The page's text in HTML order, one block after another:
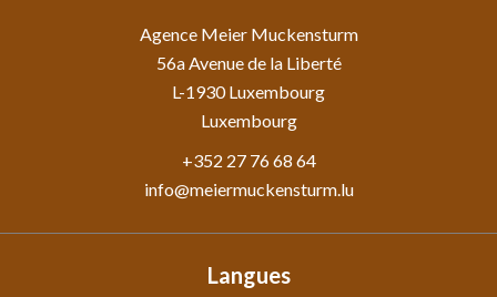
Agence Meier Muckensturm
56a Avenue de la Liberté
L-1930Luxembourg
Luxembourg
+352 27 76 68 64
info@meiermuckensturm.lu
Langues